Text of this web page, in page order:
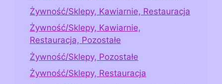
Żywność/Sklepy, Kawiarnie, Restauracja
Żywność/Sklepy, Kawiarnie,
Restauracja, Pozostałe
Żywność/Sklepy, Pozostałe
Żywność/Sklepy, Restauracja